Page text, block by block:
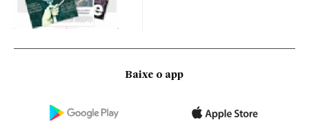
Baixe o app